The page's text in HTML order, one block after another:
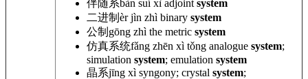
伴随系bàn suí xì adjoint system
二进制 èr jìn zhì binary system
公制 gōng zhì the metric system
仿真系统fǎng zhēn xì tǒng analogue system;
simulation system; emulation system
晶系jīng xì syngony; crystal system;